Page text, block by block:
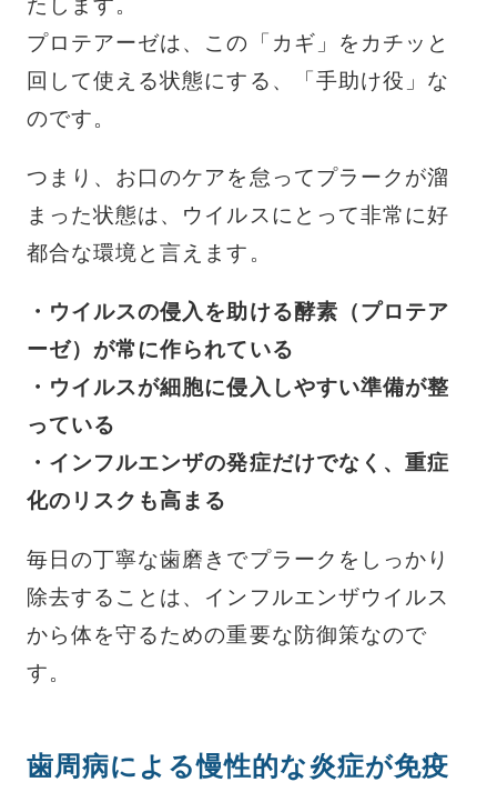
たします。
プロテアーゼは、この「カギ」をカチッと
回して使える状態にする、「手助け役」な
のです。
つまり、お口のケアを怠ってプラークが溜
まった状態は、ウイルスにとって非常に好
都合な環境と言えます。
・ウイルスの侵入を助ける酵素（プロテア
ーゼ）が常に作られている
・ウイルスが細胞に侵入しやすい準備が整
っている
・インフルエンザの発症だけでなく、重症
化のリスクも高まる
毎日の丁寧な歯磨きでプラークをしっかり
除去することは、インフルエンザウイルス
から体を守るための重要な防御策なので
す。
歯周病による慢性的な炎症が免疫